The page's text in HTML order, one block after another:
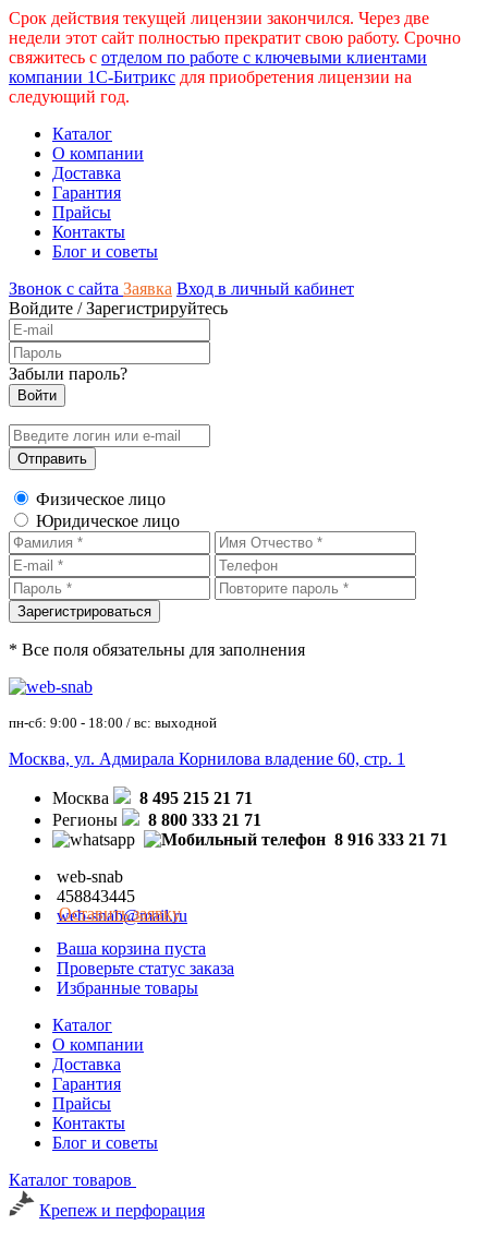
Срок действия текущей лицензии закончился. Через две
недели этот сайт полностью прекратит свою работу. Срочно
свяжитесь с отделом по работе с ключевыми клиентами
компании 1С-Битрикс для приобретения лицензии на
следующий год.
Каталог
О компании
Доставка
Гарантия
Прайсы
Контакты
Блог и советы
Звонок с сайта Заявка Вход в личный кабинет
Войдите /Зарегистрируйтесь
Забыли пароль?
Физическое лицо
Юридическое лицо
* Все поля обязательны для заполнения
пн-сб: 9:00 - 18:00 / вс: выходной
Москва, ул. Адмирала Корнилова владение 60, стр. 1
Москва
8 495 215 21 71
Регионы
8 800 333 21 71
8 916 333 21 71
web-snab
458843445
web-snab@mail.ru
Оставить заявку
Ваша корзина пуста
Проверьте статус заказа
Избранные товары
Каталог
О компании
Доставка
Гарантия
Прайсы
Контакты
Блог и советы
Каталог товаров
Крепеж и перфорация